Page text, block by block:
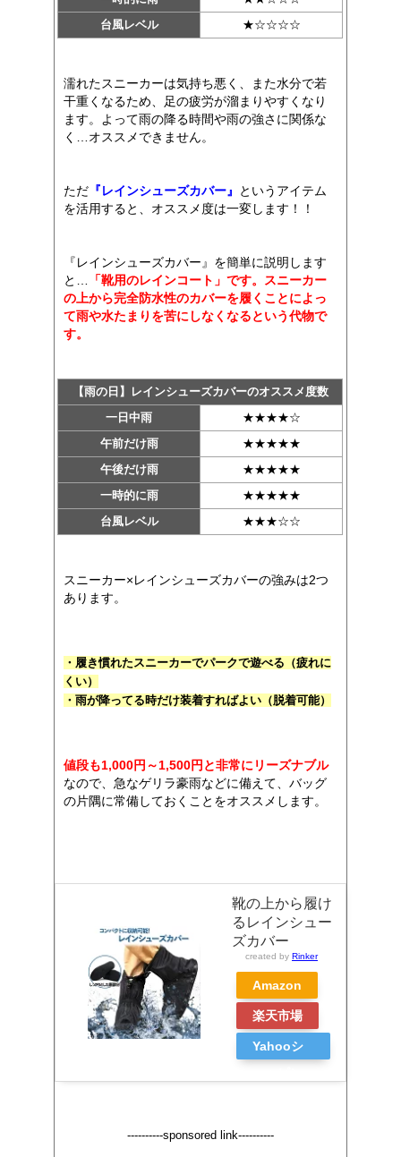
台風レベル
★☆☆☆☆
濡れたスニーカーは気持ち悪く、また水分で若
干重くなるため、足の疲労が溜まりやすくなり
ます。よって雨の降る時間や雨の強さに関係な
く…オススメできません。
ただ 『レインシューズカバー』
というアイテム
を活用すると、オススメ度は一変します！！
『レインシューズカバー』を簡単に説明します
と…
「靴用のレインコート」です。スニーカー
の上から完全防水性のカバーを履くことによっ
て雨や水たまりを苦にしなくなるという代物で
す。
【雨の日】レインシューズカバーのオススメ度数
一日中雨
★★★★☆
午前だけ雨
★★★★★
午後だけ雨
★★★★★
一時的に雨
★★★★★
台風レベル
★★★☆☆
スニーカー×レインシューズカバーの強みは2つ
あります。
・履き慣れたスニーカーでパークで遊べる（疲れに
くい）
・雨が降ってる時だけ装着すればよい（脱着可能）
値段も1,000円～1,500円と非常にリーズナブル
なので、急なゲリラ豪雨などに備えて、バッグ
の片隅に常備しておくことをオススメします。
靴の上から履け
るレインシュー
ズカバー
created by Rinker
Amazon
楽天市場
Yahooシ
----------sponsored link----------